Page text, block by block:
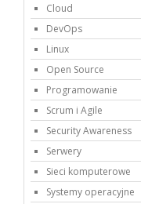
Cloud
DevOps
Linux
Open Source
Programowanie
Scrum i Agile
Security Awareness
Serwery
Sieci komputerowe
Systemy operacyjne